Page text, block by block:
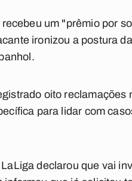
um "prêmio por
ironizou a postura
oito reclamações
para lidar com
declarou que vai